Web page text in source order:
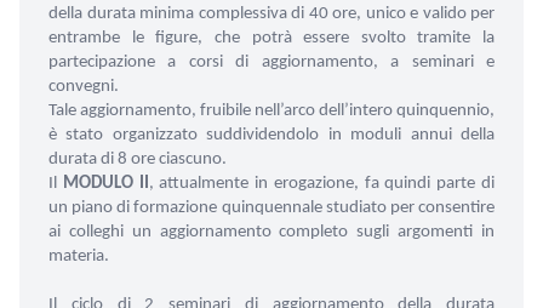
della durata minima complessiva di 40 ore, unico e valido per
entrambe le figure, che potrà essere svolto tramite la
partecipazione a corsi di aggiornamento, a seminari e
convegni.
Tale aggiornamento, fruibile nell’arco dell’intero quinquennio,
è stato organizzato suddividendolo in moduli annui della
durata di 8 ore ciascuno.
Il MODULO II, attualmente in erogazione, fa quindi parte di
un piano di formazione quinquennale studiato per consentire
ai colleghi un aggiornamento completo sugli argomenti in
materia.